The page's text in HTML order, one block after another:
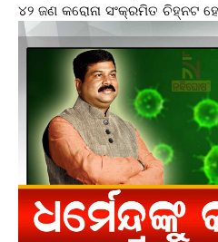
୪୨ ଜଣ କରୋନା ସଂକ୍ରମିତ ଚିହ୍ନଟ